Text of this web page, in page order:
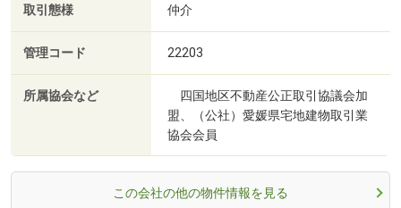
取引態様 仲介
管理コード 22203
所属協会など
四国地区不動産公正取引協議会加
盟、（公社）愛媛県宅地建物取引業
協会会員
この会社の他の物件情報を見る